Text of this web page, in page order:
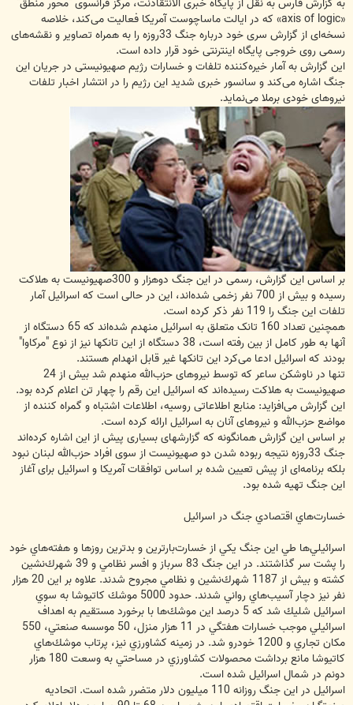
«axis of logic» که در ایالت ماساچوست آمریکا فعالیت می‌کند، خلاصه
نسخه‌ای از گزارش سری خود درباره جنگ 33روزه را به همراه تصاویر و نقشه‌های
رسمی روی خروجی پایگاه اینترنتی خود قرار داده است.
این گزارش به آمار خیره‌کننده تلفات و خسارات رژیم صهیونیستی در جریان این
جنگ اشاره می‌کند و سانسور خبری شدید این رژیم را در انتشار اخبار تلفات
نیروهای خودی برملا می‌نماید.
بر اساس این گزارش، رسمی در این جنگ دوهزار و 300صهیونیست به هلاکت
رسیده و بیش از 700 نفر زخمی شده‌اند، این در حالی است که اسرائیل آمار
تلفات این جنگ را 119 نفر ذکر کرده‌ است.
همچنین تعداد 160 تانک متعلق به اسرائیل منهدم شده‌اند که 65 دستگاه از
آنها به طور کامل از بین رفته است، 38 دستگاه از این تانکها نیز از نوع "مرکاوا"
بودند که اسرائیل ادعا می‌کرد این تانکها غیر قابل انهدام هستند.
تنها در ناوشکن ساعر که توسط نیروهای حزب‌الله منهدم شد بیش از 24
صهیونیست به هلاکت رسیده‌اند که اسرائیل این رقم را چهار تن اعلام کرده بود.
این گزارش می‌افزاید: منابع اطلاعاتی روسیه، اطلاعات اشتباه و گمراه کننده از
مواضع حزب‌الله و نیروهای آنان به اسرائیل ارائه کرده است.
بر اساس این گزارش همانگونه که گزارشهای بسیاری پیش از این اشاره کرده‌اند
جنگ 33روزه نتیجه ربوده شدن دو صهیونیست از سوی افراد حزب‌الله لبنان نبود
بلکه برنامه‌ای از پیش تعیین شده بر اساس توافقات آمریکا و اسرائیل برای آغاز
این جنگ تهیه شده بود.
خسارت‌هاي اقتصادي جنگ در اسرائيل
اسرائيلي‌ها طي اين جنگ يكي از خسارت‌بارترين و بدترين روزها و هفته‌هاي خود
را پشت سر گذاشتند. در اين جنگ 83 سرباز و افسر نظامي و 39 شهرك‌نشين
كشته و بيش از 1187 شهرك‌نشين و نظامي مجروح شدند. علاوه بر اين 20 هزار
نفر نيز دچار آسيب‌‌هاي رواني شدند. حدود 5000 موشك كاتيوشا به سوي
اسرائيل شليك شد كه 5 درصد اين موشك‌ها با برخورد مستقيم به اهداف
اسرائيلي موجب خسارات هفتگي در 11 هزار منزل، 50 موسسه صنعتي، 550
مكان تجاري و 1200 خودرو شد. در زمينه كشاورزي نيز، پرتاب موشك‌هاي
كاتيوشا مانع برداشت محصولات كشاورزي در مساحتي به وسعت 180 هزار
دونم در شمال اسرائيل شده است.
اسرائيل در اين جنگ روزانه 110 ميليون دلار متضرر شده است. اتحاديه